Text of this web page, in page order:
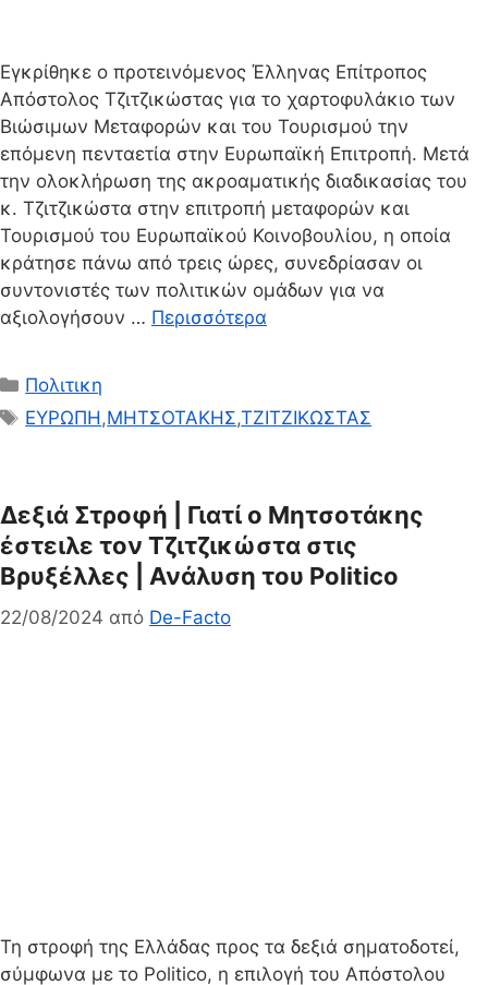
Εγκρίθηκε ο προτεινόμενος Έλληνας Επίτροπος
Απόστολος Τζιτζικώστας για το χαρτοφυλάκιο των
Βιώσιμων Μεταφορών και του Τουρισμού την
επόμενη πενταετία στην Ευρωπαϊκή Επιτροπή. Μετά
την ολοκλήρωση της ακροαματικής διαδικασίας του
κ. Τζιτζικώστα στην επιτροπή μεταφορών και
Τουρισμού του Ευρωπαϊκού Κοινοβουλίου, η οποία
κράτησε πάνω από τρεις ώρες, συνεδρίασαν οι
συντονιστές των πολιτικών ομάδων για να
αξιολογήσουν … Περισσότερα
Κατηγορίες
Πολιτικη
Ετικέτες
ΕΥΡΩΠΗ,ΜΗΤΣΟΤΑΚΗΣ,ΤΖΙΤΖΙΚΩΣΤΑΣ
Δεξιά Στροφή | Γιατί ο Μητσοτάκης
έστειλε τον Τζιτζικώστα στις
Βρυξέλλες | Ανάλυση του Politico
22/08/2024 από De-Facto
Τη στροφή της Ελλάδας προς τα δεξιά σηματοδοτεί,
σύμφωνα με το Politico, η επιλογή του Απόστολου